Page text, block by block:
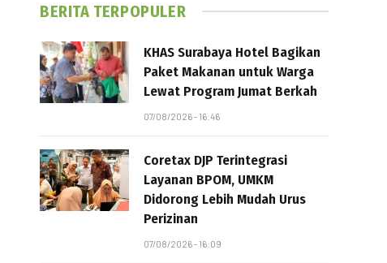
BERITA TERPOPULER
KHAS Surabaya Hotel Bagikan
Paket Makanan untuk Warga
Lewat Program Jumat Berkah
07/08/2026 - 16:46
Coretax DJP Terintegrasi
Layanan BPOM, UMKM
Didorong Lebih Mudah Urus
Perizinan
07/08/2026 - 16:09